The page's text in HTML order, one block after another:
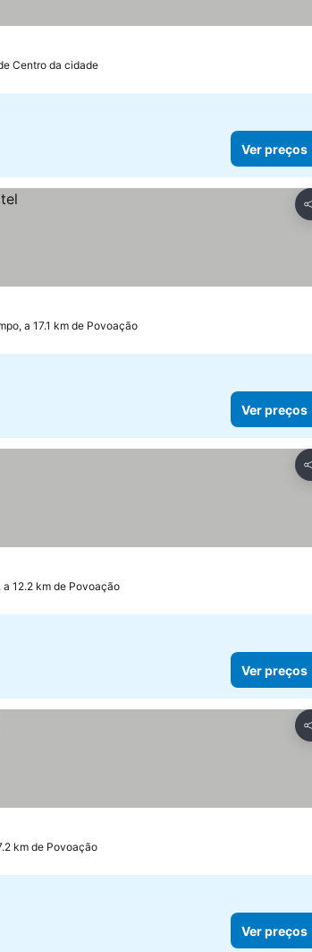
Centro da cidade
Ver preços
a 17.1 km de Povoação
Ver preços
a 12.2 km de Povoação
Ver preços
km de Povoação
Ver preços